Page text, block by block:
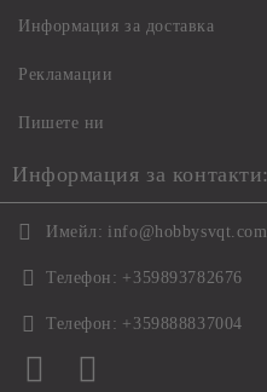
Информация за доставка
Рекламации
Пишете ни
Информация за контакти:
Имейл: info@hobbysvqt.com
Телефон: +359893782676
Телефон: +359888837004